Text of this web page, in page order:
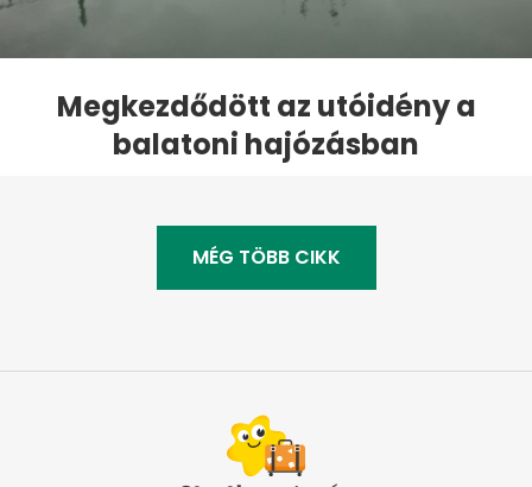
Megkezdődött az utóidény a
balatoni hajózásban
MÉG TÖBB CIKK